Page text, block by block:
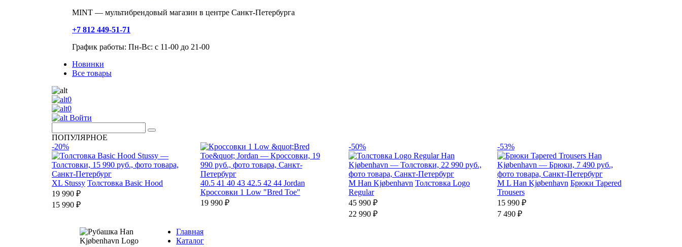
MINT — мультибрендовый магазин в центре Санкт-Петербурга
+7 812 449-51-71
График работы: Пн-Вс: с 11-00 до 21-00
Новинки
Все товары
0
0
Войти
ПОПУЛЯРНОЕ
-20%
XL Stussy Толстовка Basic Hood
19 990 ₽
15 990 ₽
40.5 41 40 43 42.5 42 44 Jordan
Кроссовки 1 Low "Bred Toe"
19 990 ₽
-50%
M Han Kjøbenhavn Толстовка Logo
Regular
45 990 ₽
22 990 ₽
-53%
M L Han Kjøbenhavn Брюки Tapered
Trousers
15 990 ₽
7 490 ₽
Главная
Каталог